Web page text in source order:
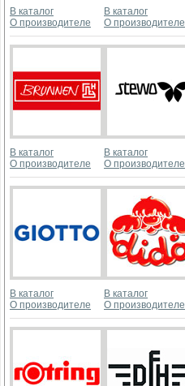
В каталог
О производителе
В каталог
О производителе
В каталог
О производителе
В каталог
О производителе
В каталог
О производителе
В каталог
О производителе